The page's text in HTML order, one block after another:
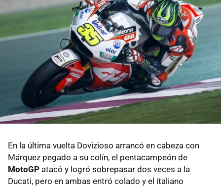
En la última vuelta Dovizioso arrancó en cabeza con
Márquez pegado a su colín, el pentacampeón de
MotoGP atacó y logró sobrepasar dos veces a la
Ducati, pero en ambas entró colado y el italiano